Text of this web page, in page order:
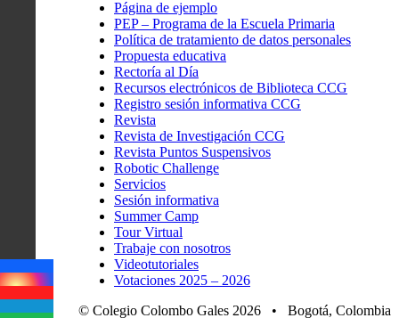
Página de ejemplo
PEP – Programa de la Escuela Primaria
Política de tratamiento de datos personales
Propuesta educativa
Rectoría al Día
Recursos electrónicos de Biblioteca CCG
Registro sesión informativa CCG
Revista
Revista de Investigación CCG
Revista Puntos Suspensivos
Robotic Challenge
Servicios
Sesión informativa
Summer Camp
Tour Virtual
Trabaje con nosotros
Videotutoriales
Votaciones 2025 – 2026
© Colegio Colombo Gales 2026 • Bogotá, Colombia